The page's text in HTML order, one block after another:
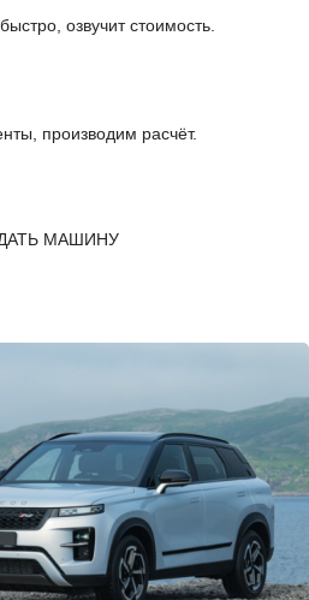
озвучит стоимость.
производим расчёт.
МАШИНУ